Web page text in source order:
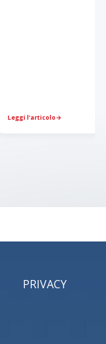
Leggi l’articolo→
PRIVACY